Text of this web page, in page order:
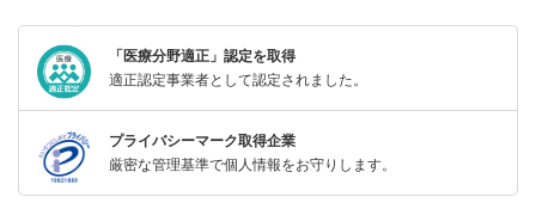
「医療分野適正」認定を取得
適正認定事業者として認定されました。
プライバシーマーク取得企業
厳密な管理基準で個人情報をお守りします。